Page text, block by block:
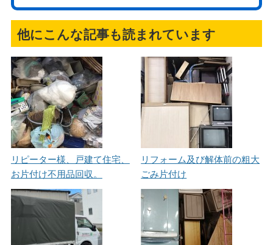
他にこんな記事も読まれています
リピーター様、戸建て住宅、
お片付け不用品回収。
リフォーム及び解体前の粗大
ごみ片付け